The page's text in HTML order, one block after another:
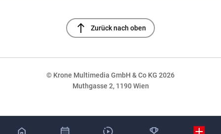
north Zurück nach oben
© Krone Multimedia GmbH & Co KG 2026
Muthgasse 2, 1190 Wien
NaN%